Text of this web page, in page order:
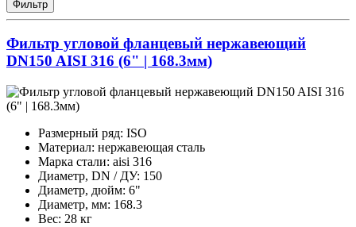
Фильтр угловой фланцевый нержавеющий
DN150 AISI 316 (6" | 168.3мм)
Размерный ряд: ISO
Материал: нержавеющая сталь
Марка стали: aisi 316
Диаметр, DN / ДУ: 150
Диаметр, дюйм: 6"
Диаметр, мм: 168.3
Вес: 28 кг